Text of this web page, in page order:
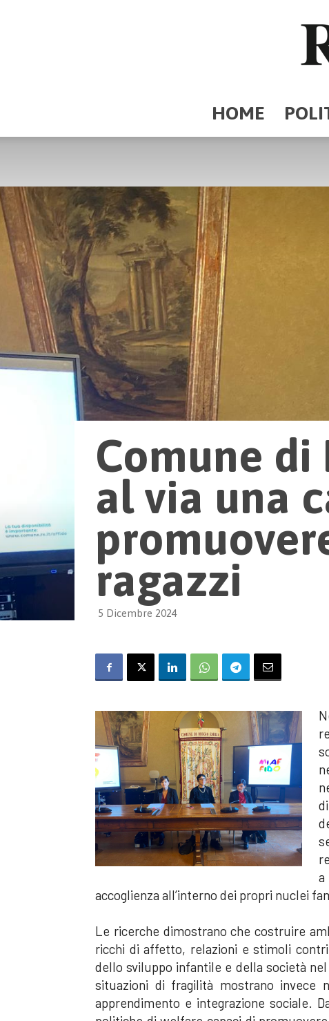
HOME
Comune di
al via una
ragazzi
5 Dicembre 2024
accoglienza all’interno dei propri nuclei
Le ricerche dimostrano che costruire
ricchi di affetto, relazioni e stimoli
dello sviluppo infantile e della società
situazioni di fragilità mostrano invece
apprendimento e integrazione sociale.